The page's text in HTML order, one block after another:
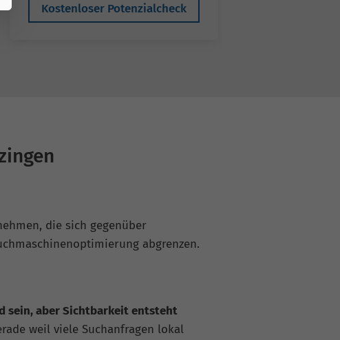
Kostenloser Potenzialcheck
die sich gegenüber
abgrenzen.
sein, aber Sichtbarkeit entsteht
weil viele Suchanfragen lokal